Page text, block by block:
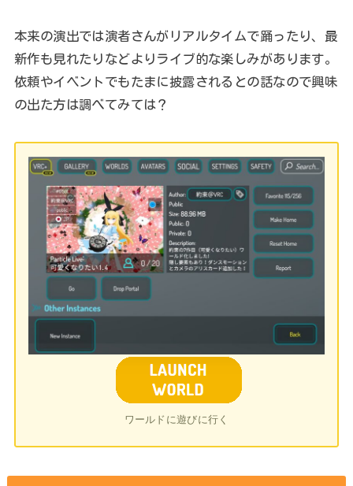
本来の演出では演者さんがリアルタイムで踊ったり、最
新作も見れたりなどよりライブ的な楽しみがあります。
依頼やイベントでもたまに披露されるとの話なので興味
の出た方は調べてみては？
ワールドに遊びに行く